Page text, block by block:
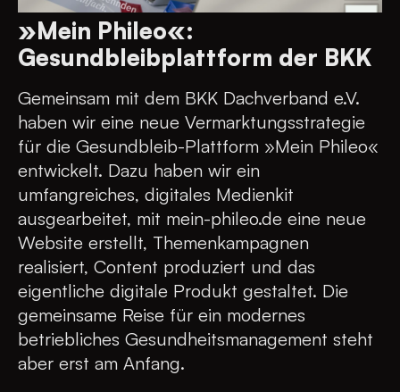
»Mein Phileo«:
Gesundbleibplattform der BKK
Gemeinsam mit dem BKK Dachverband e.V.
haben wir eine neue Vermarktungsstrategie
für die Gesundbleib-Plattform »Mein Phileo«
entwickelt. Dazu haben wir ein
umfangreiches, digitales Medienkit
ausgearbeitet, mit mein-phileo.de eine neue
Website erstellt, Themenkampagnen
realisiert, Content produziert und das
eigentliche digitale Produkt gestaltet. Die
gemeinsame Reise für ein modernes
betriebliches Gesundheitsmanagement steht
aber erst am Anfang.